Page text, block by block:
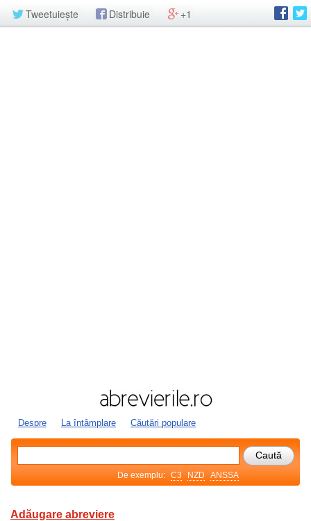
Tweetuiește Distribuie +1
Despre La întâmplare Căutări populare
De exemplu: C3 NZD ANSSA
Adăugare abreviere